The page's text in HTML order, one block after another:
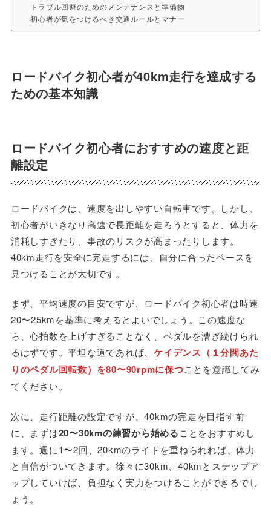
トラブル回避のためのメンテナンスと準備物
初心者が気をつけるべき交通ルールとマナー
ロードバイク初心者が40km走行を達成する
ための基本知識
ロードバイク初心者におすすめの速度と距
離設定
ロードバイクは、速度を出しやすい自転車です。しかし、
初心者がいきなり高速で長距離を走ろうとすると、体力を
消耗しすぎたり、事故のリスクが高まったりします。
40km走行を安全に完走するには、自分に合ったペースを
見つけることが大切です。
まず、平均速度の目安ですが、ロードバイク初心者は時速
20〜25kmを基準に考えるとよいでしょう。この速度な
ら、心拍数を上げすぎることなく、ペダルを漕ぎ続けられ
るはずです。平坦な道であれば、ケイデンス（１分間あた
りのペダル回転数）を80〜90rpmに保つことを意識してみ
てください。
次に、走行距離の設定ですが、40kmの完走を目指す前
に、まずは20〜30kmの練習から始めることをおすすめし
ます。週に1〜2回、20kmのライドを重ねられれば、体力
と自信がついてきます。徐々に30km、40kmとステップア
ップしていけば、負担なく実力をつけることができるでし
ょう。